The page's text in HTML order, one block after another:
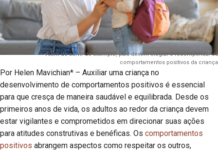
Além de servir de exemplo, pais devem elogiar e recompensar os
comportamentos positivos da criança
Por Helen Mavichian* – Auxiliar uma criança no
desenvolvimento de comportamentos positivos é essencial
para que cresça de maneira saudável e equilibrada. Desde os
primeiros anos de vida, os adultos ao redor da criança devem
estar vigilantes e comprometidos em direcionar suas ações
para atitudes construtivas e benéficas. Os comportamentos
positivos abrangem aspectos como respeitar os outros,